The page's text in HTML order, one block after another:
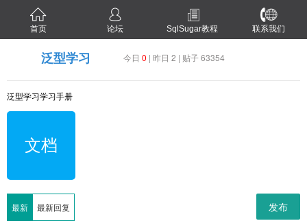
首页 论坛 SqlSugar教程 联系我们
泛型学习 今日 0 | 昨日 2 | 贴子 63354
泛型学习学习手册
文档
最新 最新回复 发布